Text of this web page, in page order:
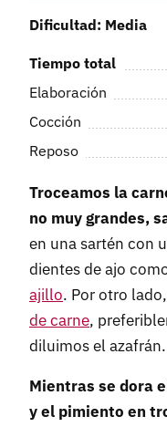
Dificultad: Media
Tiempo total
Elaboración
Cocción
Reposo
Troceamos la
no muy grandes,
en una sartén con
dientes de ajo
ajillo. Por otro
de carne,
diluimos el azafrán.
Mientras se dora
y el pimiento en